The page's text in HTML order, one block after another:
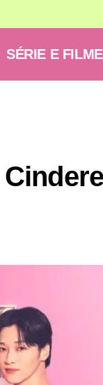
SÉRIE E FILME